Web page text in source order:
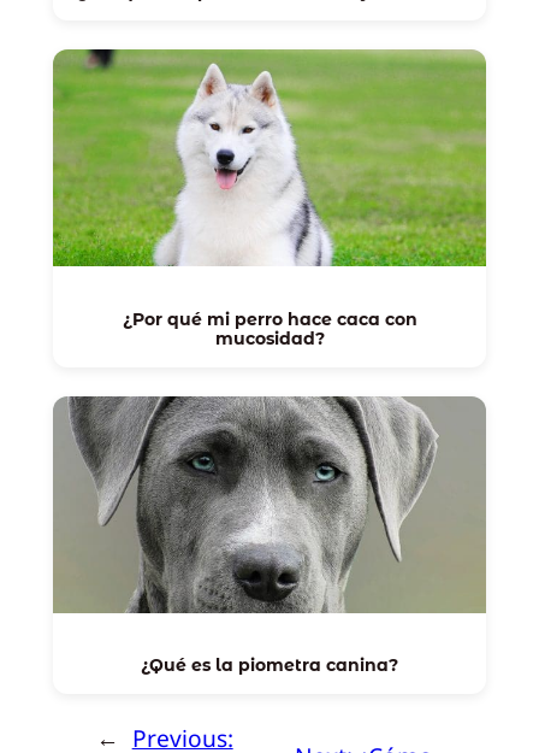
¿Por qué mi perro hace caca con
mucosidad?
¿Qué es la piometra canina?
← Previous: